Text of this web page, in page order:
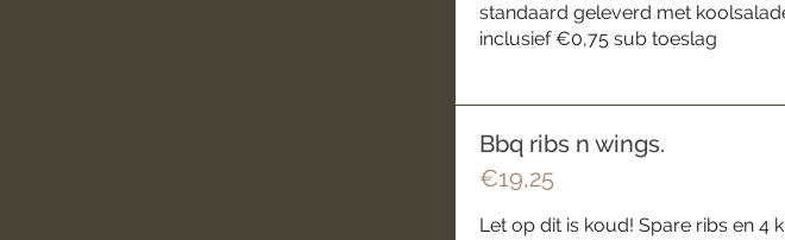
standaard geleverd met
inclusief €0,75 sub toeslag
Bbq ribs n wings.
€19,25
Let op dit is koud! Spare ribs en